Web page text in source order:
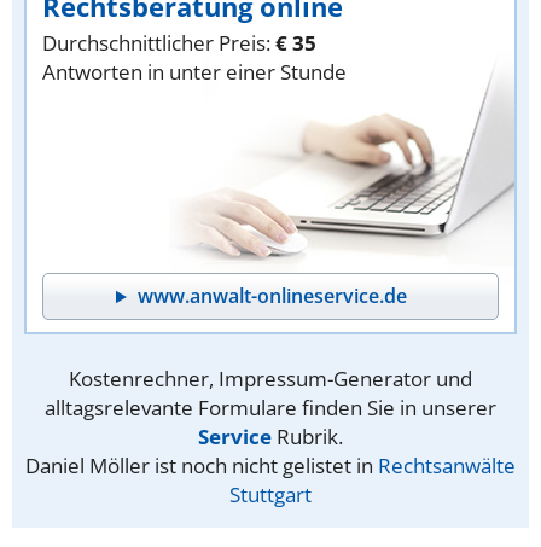
Durchschnittlicher Preis:€ 35
Antworten in unter einer Stunde
www.anwalt-onlineservice.de
Kostenrechner, Impressum-Generator und
alltagsrelevante Formulare finden Sie in unserer
Service Rubrik.
Daniel Möller ist noch nicht gelistet in Rechtsanwälte
Stuttgart